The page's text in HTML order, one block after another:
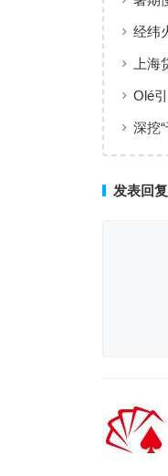
出行
经纬
上
工
Olé
新选
深挖
发表回复